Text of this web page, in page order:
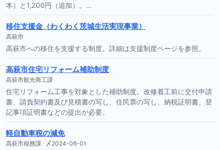
本）と1,200円（追加）。…
移住支援金（わくわく茨城生活実現事業）
高萩市
高萩市への移住を支援する制度。詳細は支援制度ページを参照。
高萩市住宅リフォーム補助制度
高萩市観光商工課
住宅リフォーム工事を対象とした補助制度。改修着工前に交付申請
書、請負契約書及び見積書の写し、住民票の写し、納税証明書、登
記事項証明書などの提出が必要。
軽自動車税の減免
高萩市税務課 · 〆2024-06-01